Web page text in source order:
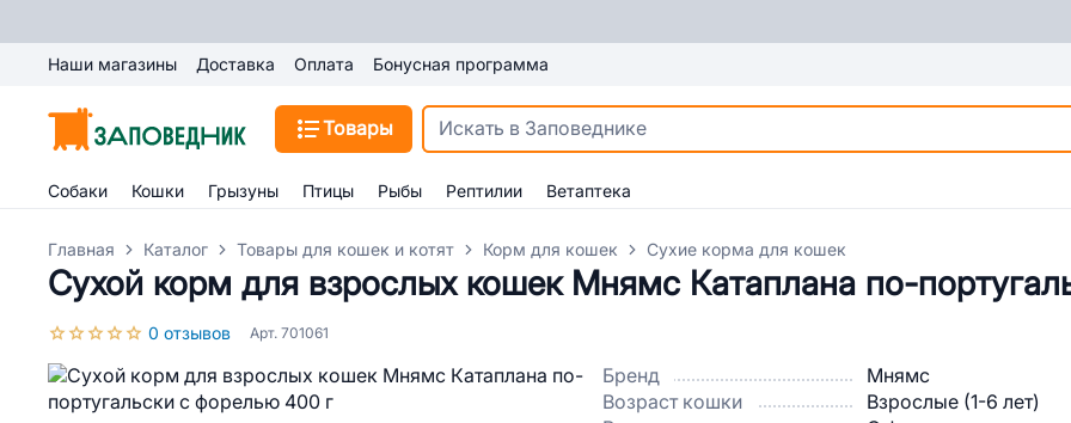
Наши магазины Доставка Оплата Бонусная программа
Товары
Собаки Кошки Грызуны Птицы Рыбы Рептилии Ветаптека
Главная Каталог Товары для кошек и котят Корм для кошек Сухие корма для кошек
Сухой корм для взрослых кошек Мнямс Катаплана по-
0 отзывов Арт. 701061
Бренд
Мнямс
Возраст кошки
Взрослые (1-6 лет)